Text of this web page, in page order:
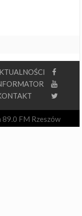
FM Rzeszów